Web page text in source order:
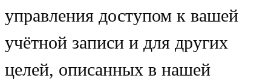
управления доступом к вашей
учётной записи и для других
целей, описанных в нашей